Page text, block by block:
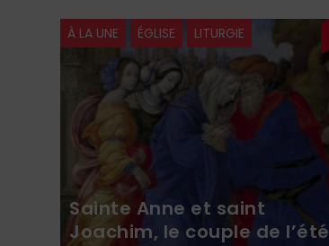
À LA UNE ÉGLISE LITURGIE
Sainte Anne et saint
Joachim, le couple de l’été